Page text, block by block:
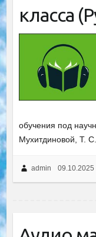
класса
обучения под
Мухитдиновой, Т.
admin 09.10.2025